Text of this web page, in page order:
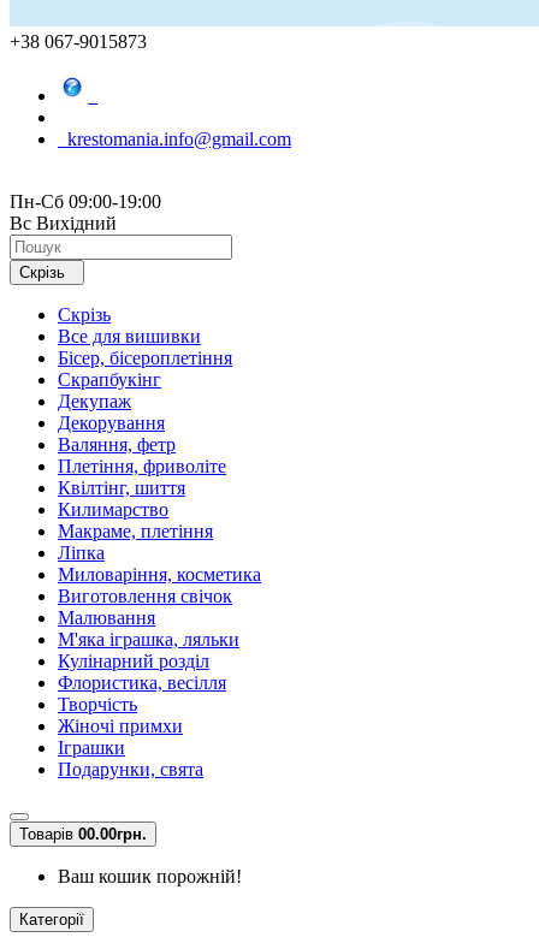
+38 067-9015873
krestomania.info@gmail.com
Пн-Сб 09:00-19:00
Вс Вихідний
Скрізь
Скрізь
Все для вишивки
Бісер, бісероплетіння
Скрапбукінг
Декупаж
Декорування
Валяння, фетр
Плетіння, фриволіте
Квілтінг, шиття
Килимарство
Макраме, плетіння
Ліпка
Миловаріння, косметика
Виготовлення свічок
Малювання
М'яка іграшка, ляльки
Кулінарний розділ
Флористика, весілля
Творчість
Жіночі примхи
Іграшки
Подарунки, свята
Товарів 00.00грн.
Ваш кошик порожній!
Категорії